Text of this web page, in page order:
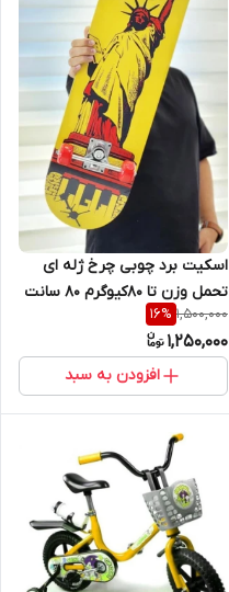
اسکیت برد چوبی چرخ ژله ای
تحمل وزن تا 80‌کیوگرم ۸۰ سانت
1,500,000
16%
1,250,000
افزودن به سبد